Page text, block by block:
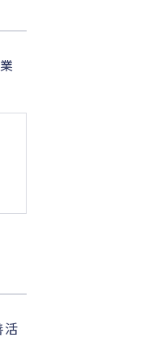
活